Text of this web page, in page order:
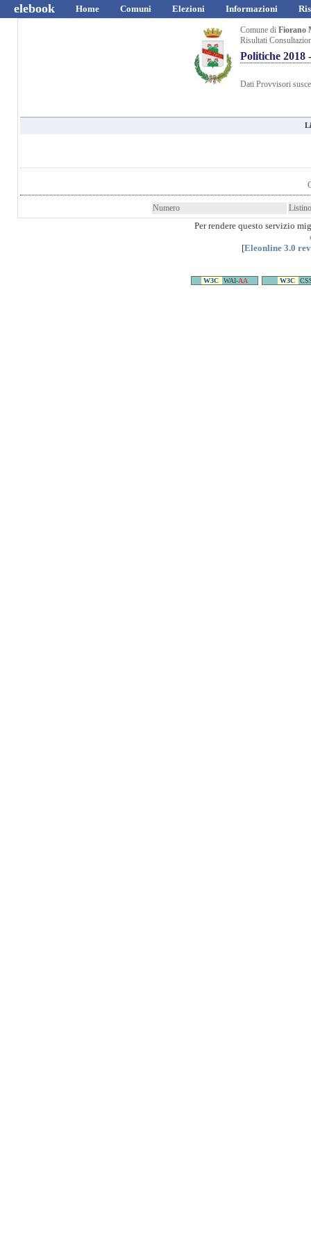
elebook Home Comuni Elezioni Informazioni
Comune di Fiorano
Risultati
Politiche 2018
Dati Provvisori
Numero
Per rendere questo servizio
[Eleonline 3.0
W3C WAI-AA W3C